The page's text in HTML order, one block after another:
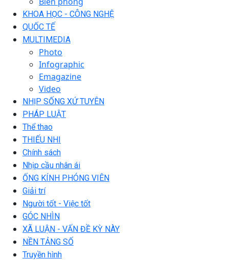
KHOA HỌC - CÔNG NGHỆ
QUỐC TẾ
MULTIMEDIA
Photo
Infographic
Emagazine
Video
NHỊP SỐNG XỨ TUYÊN
PHÁP LUẬT
Thể thao
THIẾU NHI
Chính sách
Nhịp cầu nhân ái
ỐNG KÍNH PHÓNG VIÊN
Giải trí
Người tốt - Việc tốt
GÓC NHÌN
XÃ LUẬN - VẤN ĐỀ KỲ NÀY
NỀN TẢNG SỐ
Truyền hình